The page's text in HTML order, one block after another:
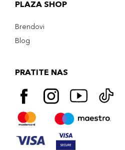
PLAZA SHOP
Brendovi
Blog
PRATITE NAS